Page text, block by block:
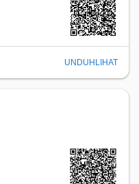
UNDUH LIHAT